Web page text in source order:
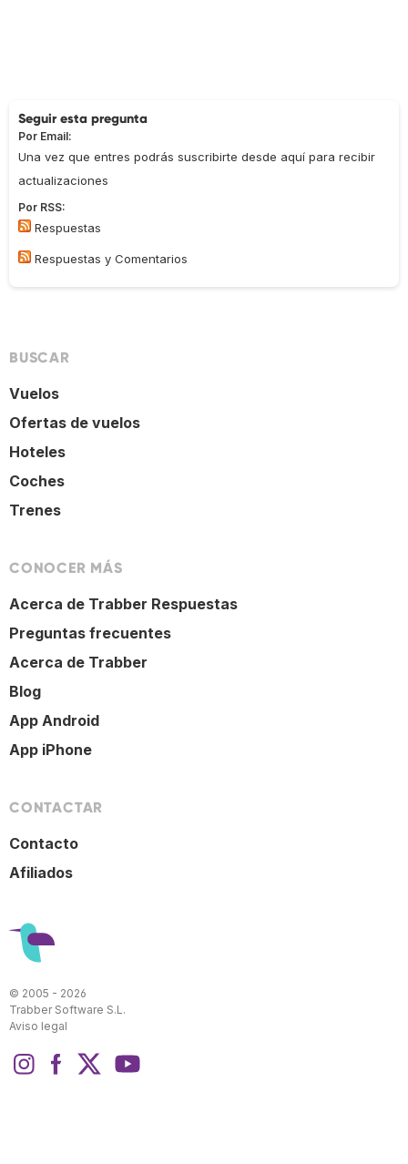
Seguir esta pregunta
Por Email:
Una vez que entres podrás suscribirte desde aquí para recibir
actualizaciones
Por RSS:
Respuestas
Respuestas y Comentarios
BUSCAR
Vuelos
Ofertas de vuelos
Hoteles
Coches
Trenes
CONOCER MÁS
Acerca de Trabber Respuestas
Preguntas frecuentes
Acerca de Trabber
Blog
App Android
App iPhone
CONTACTAR
Contacto
Afiliados
© 2005 - 2026
Trabber Software S.L.
Aviso legal